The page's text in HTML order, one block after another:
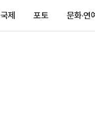
국제 포토 문화·연예